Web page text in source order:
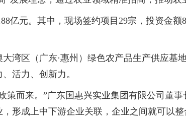
元。其中，现场签约项目29宗，投资金额
区（广东·惠州）绿色农产品生产供应基
活力、创新力。
来。”广东国惠兴实业集团有限公司董事
形成上中下游企业关联，企业之间就可以整